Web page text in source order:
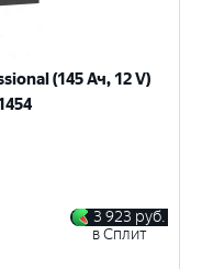
(145 Ач, 12 V)
3 923 руб.
в Сплит